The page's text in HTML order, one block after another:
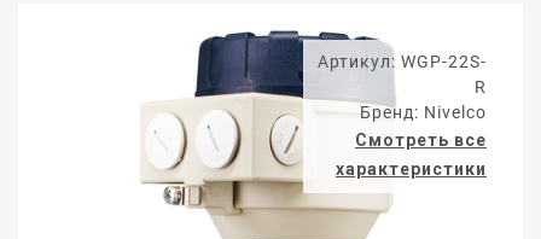
Артикул: WGP-22S-
R
Бренд: Nivelco
Смотреть все
характеристики